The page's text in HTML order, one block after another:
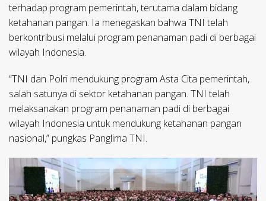
terhadap program pemerintah, terutama dalam bidang
ketahanan pangan. Ia menegaskan bahwa TNI telah
berkontribusi melalui program penanaman padi di berbagai
wilayah Indonesia.
“TNI dan Polri mendukung program Asta Cita pemerintah,
salah satunya di sektor ketahanan pangan. TNI telah
melaksanakan program penanaman padi di berbagai
wilayah Indonesia untuk mendukung ketahanan pangan
nasional,” pungkas Panglima TNI.